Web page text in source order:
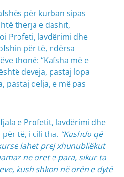
për kurban sipas
therja e dashit,
Profeti, lavdërimi dhe
për të, ndërsa
thonë: “Kafsha më e
deveja, pastaj lopa
pastaj delja, e më pas
e Profetit, lavdërimi dhe
të, i cili tha: “Kushdo që
lahet prej xhunubllëkut
në orët e para, sikur ta
kush shkon në orën e dytë